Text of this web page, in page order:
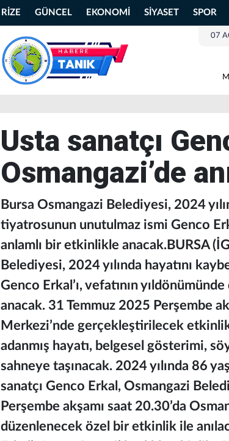
RİZE GÜNCEL EKONOMİ SİYASET SPOR
07
Usta sanatçı
Osmangazi’de
Bursa Osmangazi Belediyesi, 2024
tiyatrosunun unutulmaz ismi Genco
anlamlı bir etkinlikle anacak.BURSA
Belediyesi, 2024 yılında hayatını
Genco Erkal’ı, vefatının
anacak. 31 Temmuz 2025 Perşembe
Merkezi’nde gerçekleştirilecek
adanmış hayatı, belgesel gösterimi,
sahneye taşınacak. 2024 yılında 86
sanatçı Genco Erkal, Osmangazi
Perşembe akşamı saat 20.30’da
düzenlenecek özel bir etkinlik ile